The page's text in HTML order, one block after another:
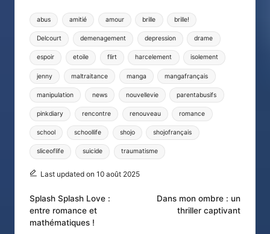
Tags:
abus amitié amour brille brille!
Delcourt demenagement depression drame
espoir etoile flirt harcelement isolement
jenny maltraitance manga mangafrançais
manipulation news nouvellevie parentabusifs
pinkdiary rencontre renouveau romance
school schoollife shojo shojofrançais
sliceoflife suicide traumatisme
Last updated on 10 août 2025
Post
navigation
Splash Splash Love :
entre romance et
mathématiques !
Dans mon ombre : un
thriller captivant